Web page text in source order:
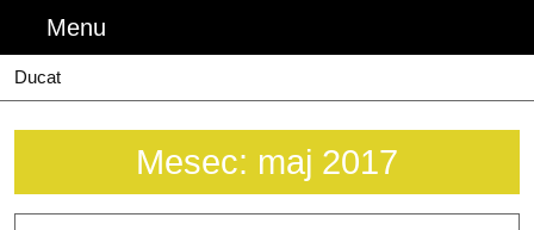
content
Menu
Ducat
Mesec: maj 2017